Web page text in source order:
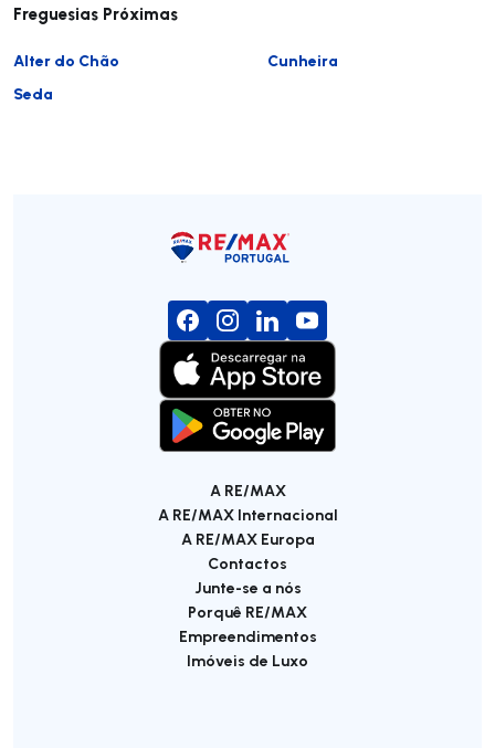
Freguesias Próximas
Alter do Chão
Cunheira
Seda
A RE/MAX
A RE/MAX Internacional
A RE/MAX Europa
Contactos
Junte-se a nós
Porquê RE/MAX
Empreendimentos
Imóveis de Luxo